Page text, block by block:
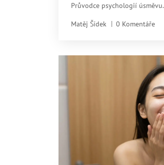
Průvodce psychologií úsměvu.
Matěj Šídek 0 Komentáře